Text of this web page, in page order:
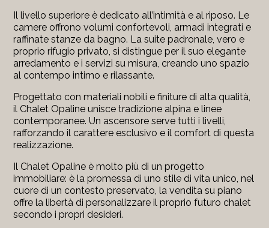
Il livello superiore è dedicato all’intimità e al riposo. Le
camere offrono volumi confortevoli, armadi integrati e
raffinate stanze da bagno. La suite padronale, vero e
proprio rifugio privato, si distingue per il suo elegante
arredamento e i servizi su misura, creando uno spazio
al contempo intimo e rilassante.
Progettato con materiali nobili e finiture di alta qualità,
il Chalet Opaline unisce tradizione alpina e linee
contemporanee. Un ascensore serve tutti i livelli,
rafforzando il carattere esclusivo e il comfort di questa
realizzazione.
Il Chalet Opaline è molto più di un progetto
immobiliare: è la promessa di uno stile di vita unico, nel
cuore di un contesto preservato, la vendita su piano
offre la libertà di personalizzare il proprio futuro chalet
secondo i propri desideri.